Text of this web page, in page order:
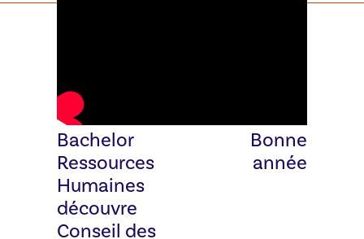
Etudiantes
du
Bachelor
Ressources
Humaines
découvre
Conseil des
Bonne
année